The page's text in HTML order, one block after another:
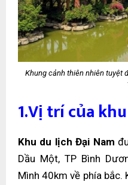
Khung cảnh thiên nhiên tuyệt
1.Vị trí của
Khu du lịch Đại Nam
Dầu Một, TP Bình
Mình 40km về phía bắc.